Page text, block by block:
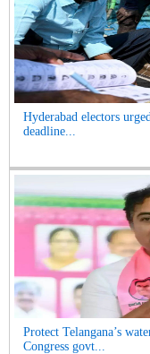
Hyderabad electors
deadline...
Protect Telangana’s
Congress govt...